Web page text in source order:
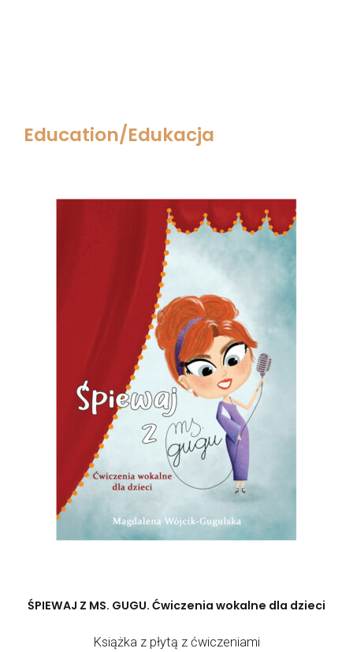
Education/Edukacja
ŚPIEWAJ Z MS. GUGU. Ćwiczenia wokalne dla dzieci
Książka z płytą z ćwiczeniami